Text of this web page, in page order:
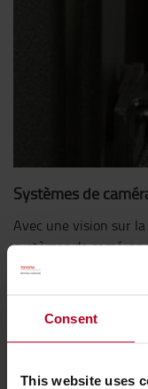
Consent
This website uses
Systèmes de
Avec une vision sur
systèmes de
la manutention à